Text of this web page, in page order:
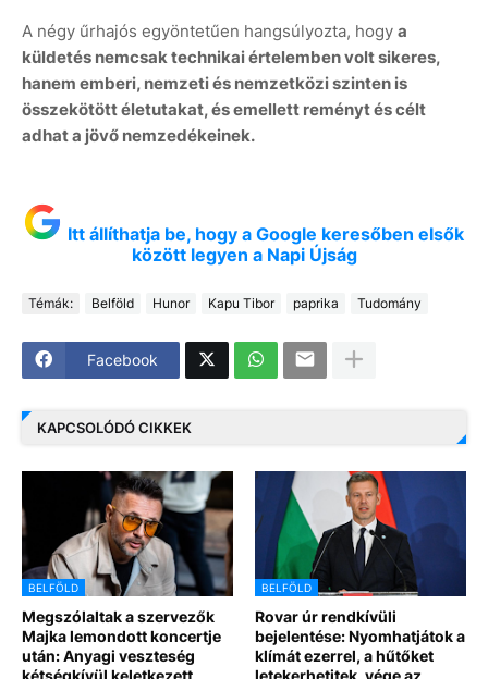
A négy űrhajós egyöntetűen hangsúlyozta, hogy a
küldetés nemcsak technikai értelemben volt sikeres,
hanem emberi, nemzeti és nemzetközi szinten is
összekötött életutakat, és emellett reményt és célt
adhat a jövő nemzedékeinek.
Itt állíthatja be, hogy a Google keresőben elsők
között legyen a Napi Újság
Témák: Belföld Hunor Kapu Tibor paprika Tudomány
Facebook
KAPCSOLÓDÓ CIKKEK
BELFÖLD
Megszólaltak a szervezők
Majka lemondott koncertje
után: Anyagi veszteség
kétségkívül keletkezett
BELFÖLD
Rovar úr rendkívüli
bejelentése: Nyomhatjátok a
klímát ezerrel, a hűtőket
letekerhetitek, vége az